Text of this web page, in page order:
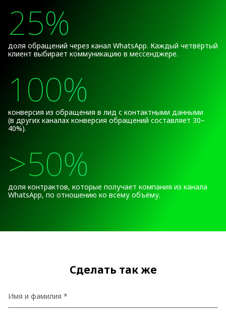
25%
доля обращений через канал WhatsApp. Каждый четвёртый
клиент выбирает коммуникацию в мессенджере.
100%
конверсия из обращения в лид с контактными данными
(в других каналах конверсия обращений составляет 30–
40%).
>50%
доля контрактов, которые получает компания из канала
WhatsApp, по отношению ко всему объёму.
Сделать так же